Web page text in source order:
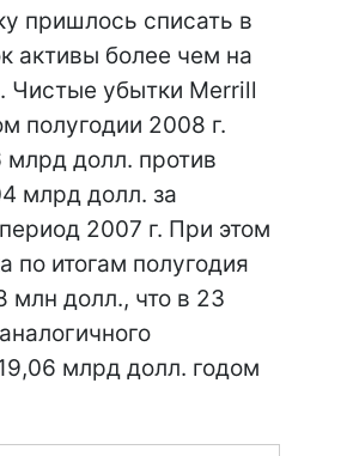
пришлось списать в
активы более чем на
Чистые убытки Merrill
полугодии 2008 г.
млрд долл. против
млрд долл. за
2007 г. При этом
по итогам полугодия
млн долл., что в 23
млрд долл. годом